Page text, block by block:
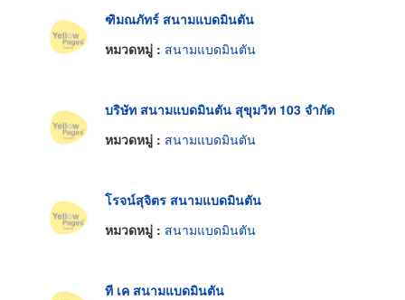
ฑิมณภัทร์ สนามแบดมินตัน
หมวดหมู่ : สนามแบดมินตัน
บริษัท สนามแบดมินตัน สุขุมวิท 103 จำกัด
หมวดหมู่ : สนามแบดมินตัน
โรจน์สุจิตร สนามแบดมินตัน
หมวดหมู่ : สนามแบดมินตัน
ที เค สนามแบดมินตัน